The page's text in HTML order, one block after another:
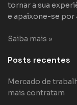
tornar a sua
e apaixone-se
Saiba mais »
Posts recentes
Mercado de
mais contratam